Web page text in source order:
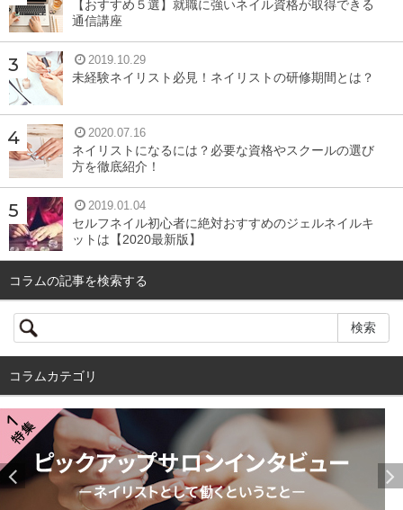
【おすすめ５選】就職に強いネイル資格が取得できる
通信講座
2019.10.29
未経験ネイリスト必見！ネイリストの研修期間とは？
2020.07.16
ネイリストになるには？必要な資格やスクールの選び
方を徹底紹介！
2019.01.04
セルフネイル初心者に絶対おすすめのジェルネイルキ
ットは【2020最新版】
コラムの記事を検索する
コラムカテゴリ